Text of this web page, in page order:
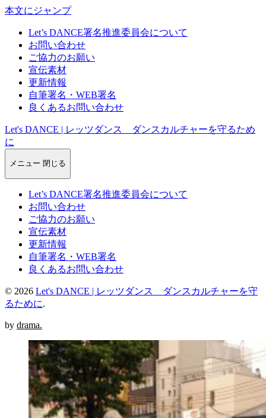
本文にジャンプ
Let’s DANCE署名推進委員会について
お問い合わせ
ご協力のお願い
宣伝素材
更新情報
自筆署名・WEB署名
良くあるお問い合わせ
Let's DANCE | レッツダンス ダンスカルチャーを守るため
に
メニュー 閉じる
Let’s DANCE署名推進委員会について
お問い合わせ
ご協力のお願い
宣伝素材
更新情報
自筆署名・WEB署名
良くあるお問い合わせ
© 2026 Let's DANCE | レッツダンス ダンスカルチャーを守
るために.
by drama.